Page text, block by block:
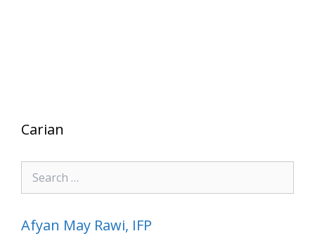
Carian
Search
for:
Afyan May Rawi, IFP